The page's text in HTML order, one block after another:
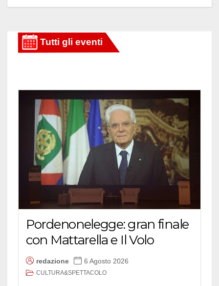
Pordenonelegge: gran finale
con Mattarella e Il Volo
redazione 6 Agosto 2026
CULTURA&SPETTACOLO